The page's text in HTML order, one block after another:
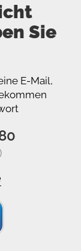
Sie
E-Mail,